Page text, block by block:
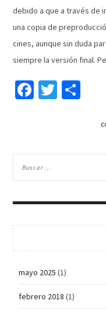
debido a que a través de
una copia de
cines, aunque sin duda
siempre la versión final.
Facebook
Twitter
mayo 2025 (1)
febrero 2018 (1)